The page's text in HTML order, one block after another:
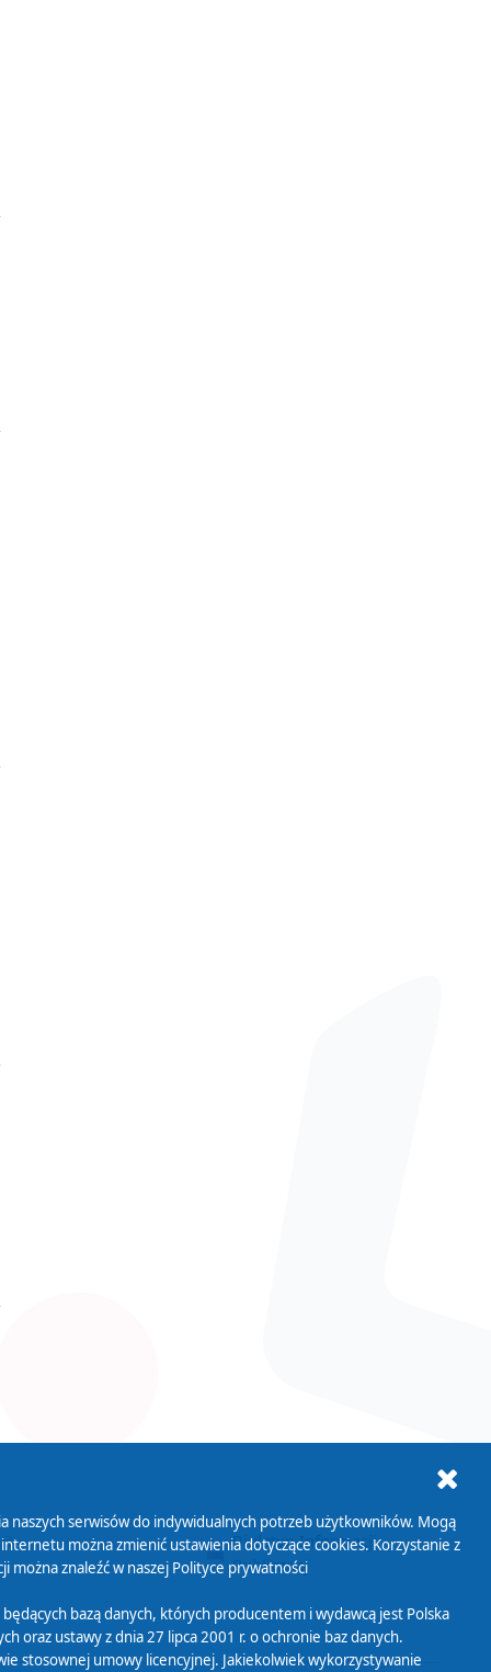
Biuletyn Informacji
Publicznej
naszych serwisów do indywidualnych potrzeb użytkowników. Mogą
można zmienić ustawienia dotyczące cookies. Korzystanie z
można znaleźć w naszej Polityce prywatności
bazą danych, których producentem i wydawcą jest Polska
oraz ustawy z dnia 27 lipca 2001 r. o ochronie baz danych.
stosownej umowy licencyjnej. Jakiekolwiek wykorzystywanie